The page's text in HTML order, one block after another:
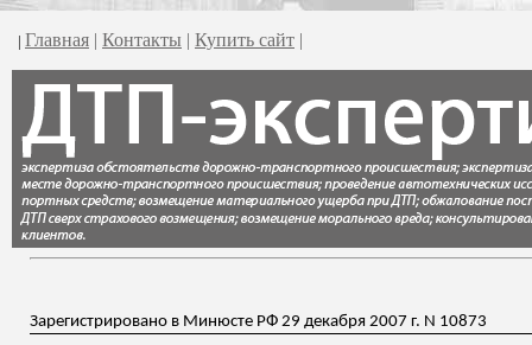
| Главная | Контакты | Купить сайт |
Зарегистрировано в Минюсте РФ 29 декабря 2007 г. N 10873